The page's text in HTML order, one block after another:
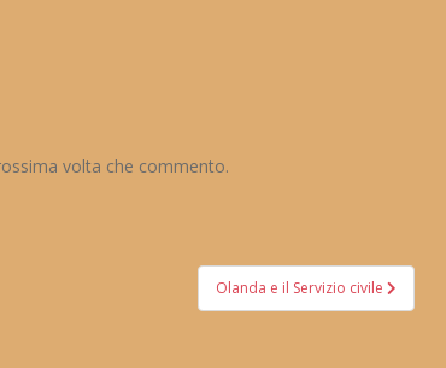
volta che commento.
Olanda e il Servizio civile